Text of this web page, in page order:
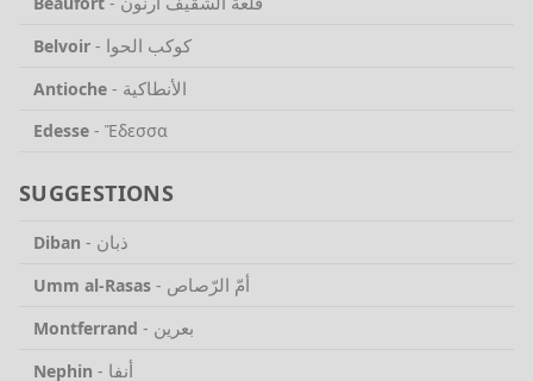
Belvoir - كوكب الحوا
Antioche - الأنطاكية
Edesse - Ἔδεσσα
SUGGESTIONS
Diban - ذبان
Umm al-Rasas - أمّ الرّصاص
Montferrand - بعرين
Nephin - أنفا